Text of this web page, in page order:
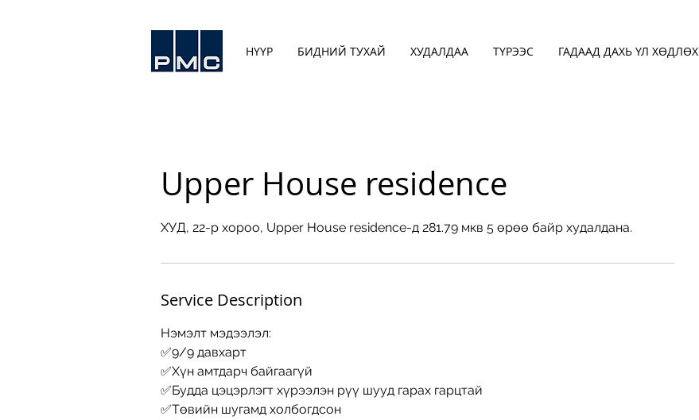
НҮҮР БИДНИЙ ТУХАЙ ХУДАЛДАА ТҮРЭЭС ГАДААД ДАХЬ ҮЛ ХӨДЛӨХ
Upper House residence
ХУД, 22-р хороо, Upper House residence-д 281.79 мкв 5 өрөө байр худалдана.
Service Description
Нэмэлт мэдээлэл:
✅9/9 давхарт
✅Хүн амтдарч байгаагүй
✅Будда цэцэрлэгт хүрээлэн рүү шууд гарах гарцтай
✅Төвийн шугамд холбогдсон